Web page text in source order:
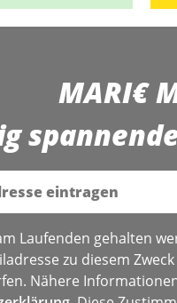
MARI€
Laufenden gehalten
zu diesem
Nähere